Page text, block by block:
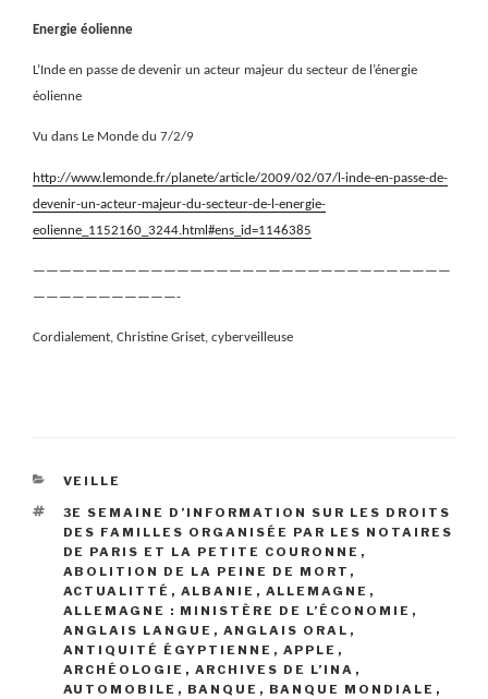
Energie éolienne
L’Inde en passe de devenir un acteur majeur du secteur de l’énergie
éolienne
Vu dans Le Monde du 7/2/9
http://www.lemonde.fr/planete/article/2009/02/07/l-inde-en-passe-de-
devenir-un-acteur-majeur-du-secteur-de-l-energie-
eolienne_1152160_3244.html#ens_id=1146385
————————————————————————————————
———————————-
Cordialement, Christine Griset, cyberveilleuse
CATÉGORIES
VEILLE
ÉTIQUETTES
3E SEMAINE D’INFORMATION SUR LES DROITS
DES FAMILLES ORGANISÉE PAR LES NOTAIRES
DE PARIS ET LA PETITE COURONNE ,
ABOLITION DE LA PEINE DE MORT ,
ACTUALITTÉ , ALBANIE , ALLEMAGNE ,
ALLEMAGNE : MINISTÈRE DE L’ÉCONOMIE ,
ANGLAIS LANGUE , ANGLAIS ORAL ,
ANTIQUITÉ ÉGYPTIENNE , APPLE ,
ARCHÉOLOGIE , ARCHIVES DE L’INA ,
AUTOMOBILE , BANQUE , BANQUE MONDIALE ,